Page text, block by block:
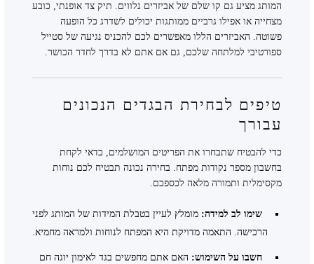
המותג מציע גם קו שלם של אביזרים נלווים. תיק צד אופנתי, כובע
מצחייה או אפילו גרביים ממותגות יכולים לשדרג כל הופעה
פשוטה. האביזרים הללו מאפשרים לכם להכניס נגיעה של סטייל
ספורטיבי למלתחה שלכם, גם אם אתם לא בדרך לחדר הכושר.
טיפים לבחירת הבגדים הנכונים
עבורך
כדי להבטיח שתבחרו את הפריטים המושלמים, כדאי לקחת
בחשבון מספר נקודות מפתח. בחירה נכונה תבטיח לכם נוחות
מקסימלית ותמורה מלאה לכספכם.
שימו לב למידה: מומלץ לעיין בטבלת המידות של המותג לפני
הרכישה. התאמה מדויקת היא המפתח לנוחות ולמראה מחמיא.
חשבו על השימוש: האם אתם מחפשים בגד לאימון יוגה חם